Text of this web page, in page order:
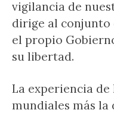
vigilancia de
dirige al conjunto
el propio
su libertad.
La experiencia de
mundiales más la